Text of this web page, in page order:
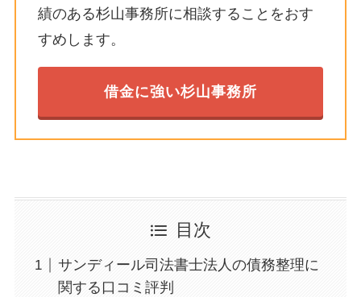
績のある杉山事務所に相談することをおす
すめします。
借金に強い杉山事務所
目次
サンディール司法書士法人の債務整理に
関する口コミ評判